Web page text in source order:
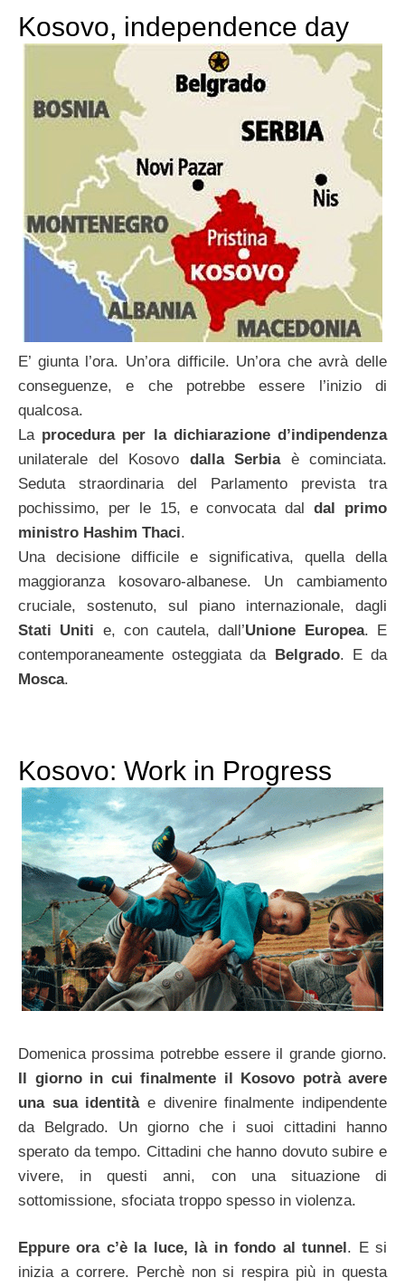
Kosovo, independence day
E’ giunta l’ora. Un’ora difficile. Un’ora che avrà delle
conseguenze, e che potrebbe essere l’inizio di
qualcosa.
La procedura per la dichiarazione d’indipendenza
unilaterale del Kosovo dalla Serbiaè cominciata.
Seduta straordinaria del Parlamento prevista tra
pochissimo, per le 15, e convocata daldal primo
ministro Hashim Thaci.
Una decisione difficile e significativa, quella della
maggioranza kosovaro-albanese. Un cambiamento
cruciale, sostenuto, sul piano internazionale, dagli
Stati Uniti e, con cautela, dall’Unione Europea. E
contemporaneamente osteggiata da
Belgrado. E da
Mosca.
Kosovo: Work in Progress
Domenica prossima potrebbe essere il grande giorno.
Il giorno in cui finalmente il Kosovo potrà avere
una sua identitàe divenire finalmente indipendente
da Belgrado. Un giorno che i suoi cittadini hanno
sperato da tempo. Cittadini che hanno dovuto subire e
vivere, in questi anni, con una situazione di
sottomissione, sfociata troppo spesso in violenza.
Eppure ora c’è la luce, là in fondo al tunnel . E si
inizia a correre. Perchè non si respira più in questa